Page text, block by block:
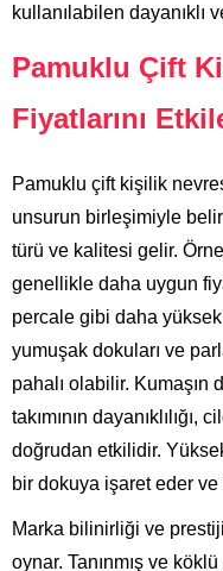
kullanılabilen dayanıklı
Pamuklu Çift
Fiyatlarını
Pamuklu çift kişilik
unsurun birleşimiyle
türü ve kalitesi gelir.
genellikle daha uygun
percale gibi daha yüksek
yumuşak dokuları ve
pahalı olabilir. Kumaşın
takımının
doğrudan etkilidir.
bir dokuya işaret eder ve
Marka bilinirliği ve
oynar. Tanınmış ve